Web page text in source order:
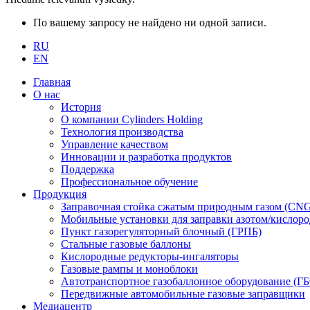
По вашему запросу не найдено ни одной записи.
RU
EN
Главная
О нас
История
О компании Cylinders Holding
Технология производства
Управление качеством
Инновации и разработка продуктов
Поддержка
Профессиональное обучение
Продукция
Заправочная стойка сжатым природным газом
Мобильные установки для заправки азотом/
Пункт газорегуляторный блочный (ГРПБ)
Стальные газовые баллоны
Кислородные редукторы-ингаляторы
Газовые рампы и моноблоки
Автотранспортное газобаллонное оборудование
Передвижные автомобильные газовые заправщики
Медиацентр